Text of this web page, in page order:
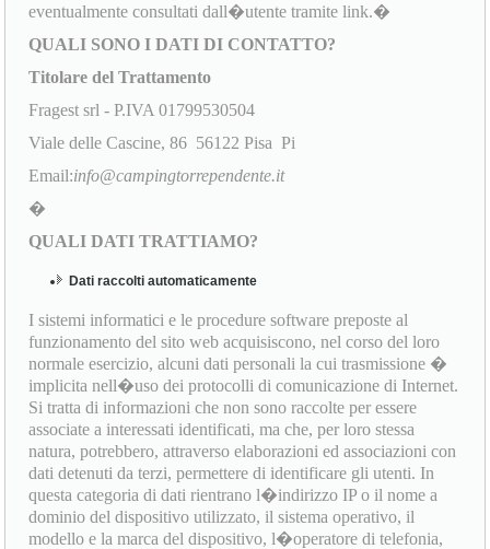
eventualmente consultati dall�utente tramite link.�
QUALI SONO I DATI DI CONTATTO?
Titolare del Trattamento
Fragest srl - P.IVA 01799530504
Viale delle Cascine, 86 56122 Pisa Pi
Email:info@campingtorrependente.it
�
QUALI DATI TRATTIAMO?
Dati raccolti automaticamente
I sistemi informatici e le procedure software preposte al
funzionamento del sito web acquisiscono, nel corso del loro
normale esercizio, alcuni dati personali la cui trasmissione �
implicita nell�uso dei protocolli di comunicazione di Internet.
Si tratta di informazioni che non sono raccolte per essere
associate a interessati identificati, ma che, per loro stessa
natura, potrebbero, attraverso elaborazioni ed associazioni con
dati detenuti da terzi, permettere di identificare gli utenti. In
questa categoria di dati rientrano l�indirizzo IP o il nome a
dominio del dispositivo utilizzato, il sistema operativo, il
modello e la marca del dispositivo, l�operatore di telefonia,